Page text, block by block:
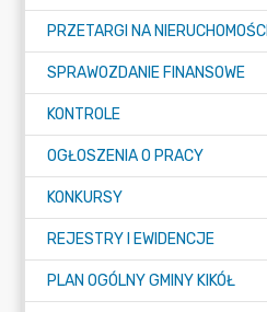
PRZETARGI NA NIERUCHOMOŚCI
SPRAWOZDANIE FINANSOWE
KONTROLE
OGŁOSZENIA O PRACY
KONKURSY
REJESTRY I EWIDENCJE
PLAN OGÓLNY GMINY KIKÓŁ